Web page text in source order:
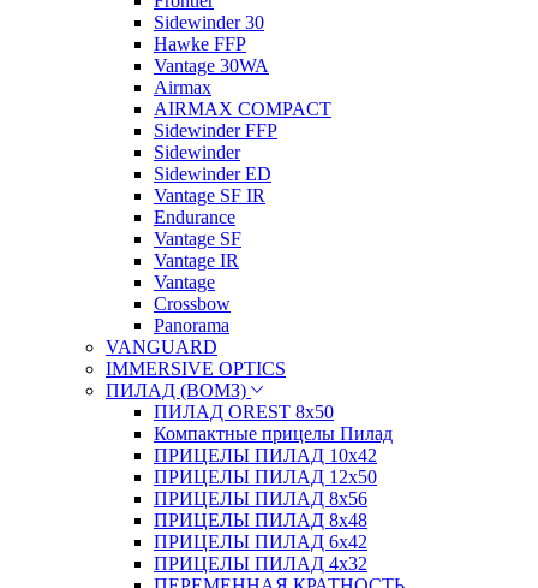
Sidewinder 30
Hawke FFP
Vantage 30WA
Airmax
AIRMAX COMPACT
Sidewinder FFP
Sidewinder
Sidewinder ED
Vantage SF IR
Endurance
Vantage SF
Vantage IR
Vantage
Crossbow
Panorama
VANGUARD
IMMERSIVE OPTICS
ПИЛАД (ВОМЗ)
ПИЛАД OREST 8х50
Компактные прицелы Пилад
ПРИЦЕЛЫ ПИЛАД 10х42
ПРИЦЕЛЫ ПИЛАД 12х50
ПРИЦЕЛЫ ПИЛАД 8х56
ПРИЦЕЛЫ ПИЛАД 8х48
ПРИЦЕЛЫ ПИЛАД 6х42
ПРИЦЕЛЫ ПИЛАД 4х32